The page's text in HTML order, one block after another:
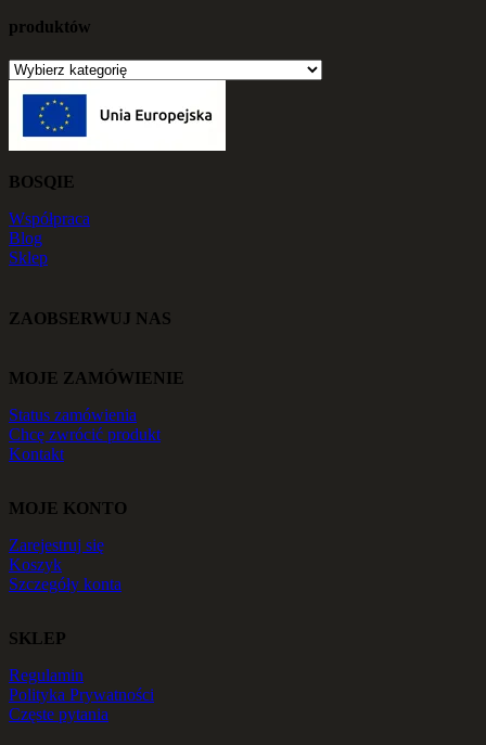
produktów
BOSQIE
Współpraca
Blog
Sklep
ZAOBSERWUJ NAS
MOJE ZAMÓWIENIE
Status zamówienia
Chcę zwrócić produkt
Kontakt
MOJE KONTO
Zarejestruj się
Koszyk
Szczegóły konta
SKLEP
Regulamin
Polityka Prywatności
Częste pytania